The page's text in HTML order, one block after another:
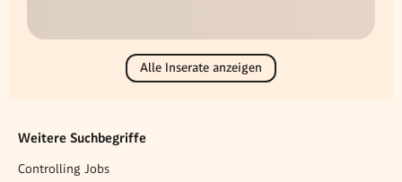
Alle Inserate anzeigen
Weitere Suchbegriffe
Controlling Jobs